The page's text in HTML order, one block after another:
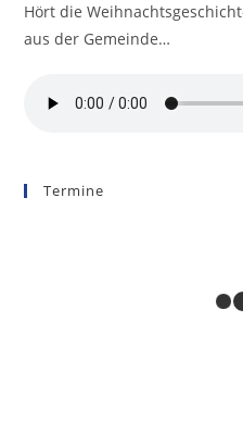
Hört die
aus der Gemeinde…
Termine